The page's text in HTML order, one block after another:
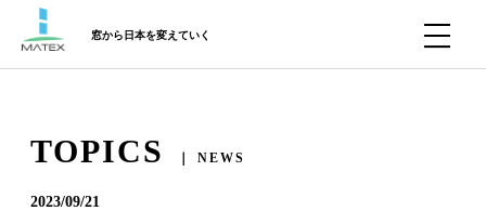
窓から日本を変えていく
TOPICS ｜ NEWS
2023/09/21